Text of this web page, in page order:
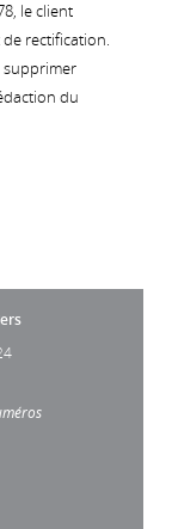
le client
rectification.
supprimer
du